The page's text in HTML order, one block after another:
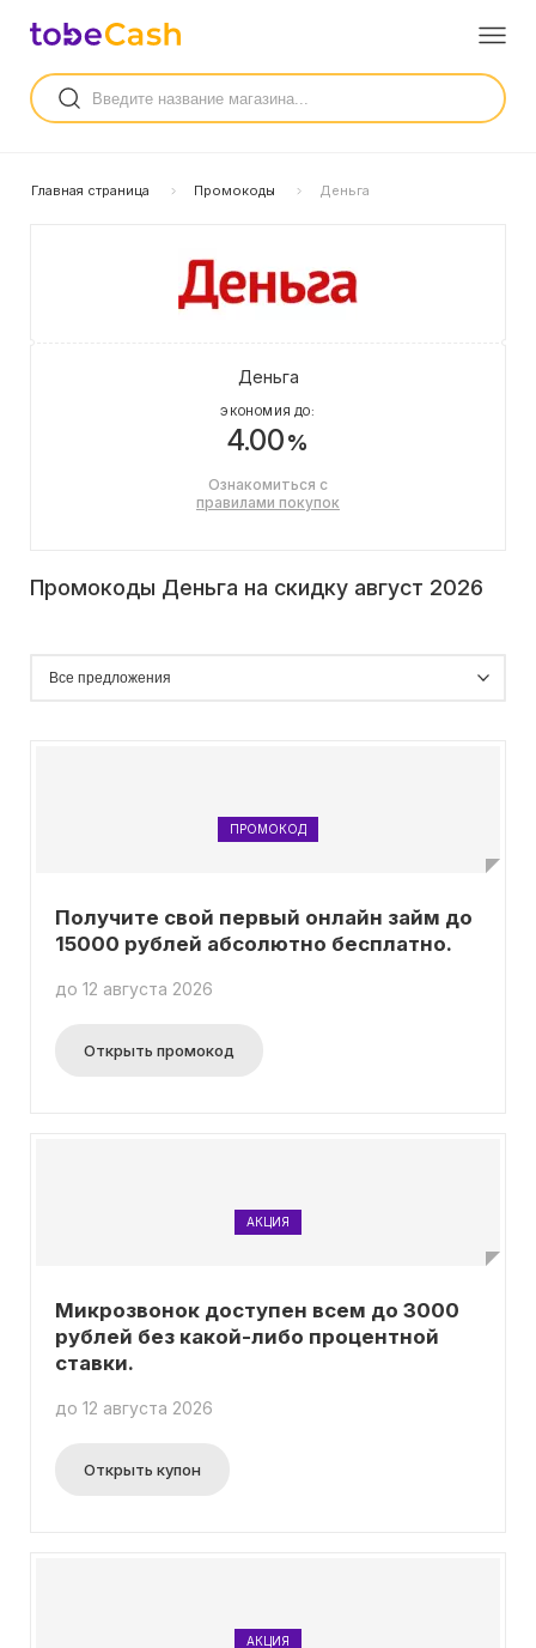
Главная страница Промокоды Деньга
Деньга
ЭКОНОМИЯ ДО:
4.00%
Ознакомиться с
правилами покупок
Промокоды Деньга на скидку август 2026
ПРОМОКОД
Получите свой первый онлайн займ до
15000 рублей абсолютно бесплатно.
до 12 августа 2026
Открыть промокод
АКЦИЯ
Микрозвонок доступен всем до 3000
рублей без какой-либо процентной
ставки.
до 12 августа 2026
Открыть купон
АКЦИЯ